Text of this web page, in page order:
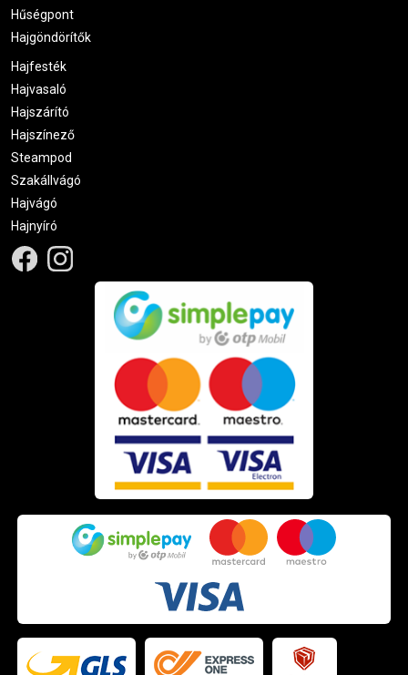
Hűségpont
Hajgöndörítők
Hajfesték
Hajvasaló
Hajszárító
Hajszínező
Steampod
Szakállvágó
Hajvágó
Hajnyíró